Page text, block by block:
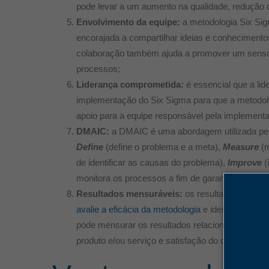
pode levar a um aumento na qualidade,
Envolvimento da equipe: a metodologia Six
encorajada a compartilhar ideias e
colaboração também ajuda a promover um
processos;
Liderança comprometida: é essencial que a
implementação do Six Sigma para que a
apoio para a equipe responsável pela
DMAIC: a DMAIC é uma abordagem utilizada
Define (define o problema e a meta), Measure
de identificar as causas do problema), Improve
monitora os processos a fim de garantir que as
Resultados mensuráveis: os resultados do Six
avalie a eficácia da metodologia e identifique
pode mensurar os resultados relacionados a
produto e/ou serviço e satisfação do cliente, por